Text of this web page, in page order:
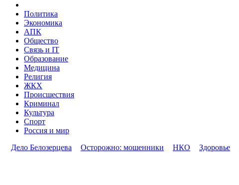
Политика
Экономика
АПК
Общество
Связь и IT
Образование
Медицина
Религия
ЖКХ
Происшествия
Криминал
Культура
Спорт
Россия и мир
Дело Белозерцева
Осторожно: мошенники НКО Здоровье